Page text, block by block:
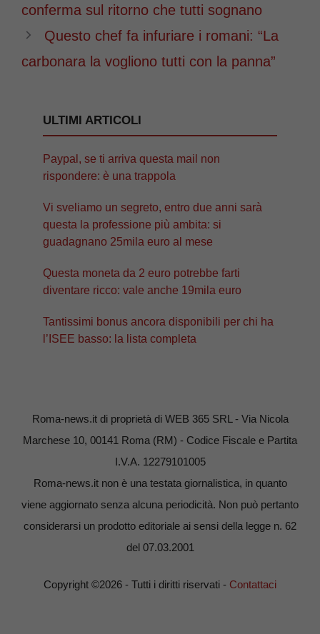
conferma sul ritorno che tutti sognano
Questo chef fa infuriare i romani: “La
carbonara la vogliono tutti con la panna”
ULTIMI ARTICOLI
Paypal, se ti arriva questa mail non
rispondere: è una trappola
Vi sveliamo un segreto, entro due anni sarà
questa la professione più ambita: si
guadagnano 25mila euro al mese
Questa moneta da 2 euro potrebbe farti
diventare ricco: vale anche 19mila euro
Tantissimi bonus ancora disponibili per chi ha
l’ISEE basso: la lista completa
Roma-news.it di proprietà di WEB 365 SRL - Via Nicola
Marchese 10, 00141 Roma (RM) - Codice Fiscale e Partita
I.V.A. 12279101005
Roma-news.it non è una testata giornalistica, in quanto
viene aggiornato senza alcuna periodicità. Non può pertanto
considerarsi un prodotto editoriale ai sensi della legge n. 62
del 07.03.2001
Copyright ©2026 - Tutti i diritti riservati - Contattaci